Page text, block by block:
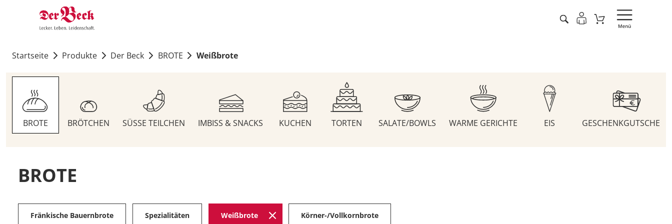
Startseite Produkte Der Beck BROTE Weißbrote
BROTE BRÖTCHEN SÜSSE TEILCHEN IMBISS & SNACKS KUCHEN TORTEN SALATE/BOWLS WARME GERICHTE EIS GESCHENKGUTSCHEINE
BROTE
Fränkische Bauernbrote Spezialitäten Weißbrote Körner-/Vollkornbrote